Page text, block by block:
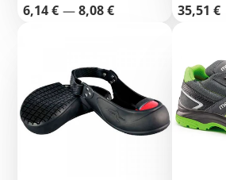
Preço
6,14 € — 8,08 € Preço
35,51 €